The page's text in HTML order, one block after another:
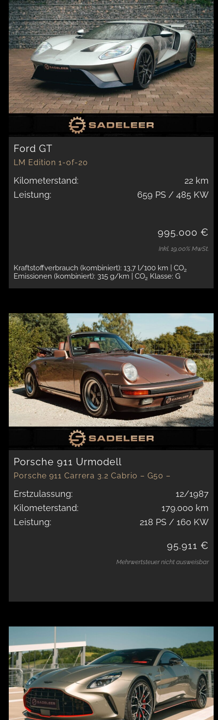
Ford GT
LM Edition 1-of-20
Kilometerstand:
22 km
Leistung:
659 PS / 485 KW
995.000 €
Inkl. 19,00% MwSt.
Kraftstoffverbrauch (kombiniert): 13,7 l/100 km | CO2
Emissionen (kombiniert): 315 g/km | CO2 Klasse: G
Porsche 911 Urmodell
Porsche 911 Carrera 3.2 Cabrio – G50 –
Erstzulassung:
12/1987
Kilometerstand:
179.000 km
Leistung:
218 PS / 160 KW
95.911 €
Mehrwertsteuer nicht ausweisbar